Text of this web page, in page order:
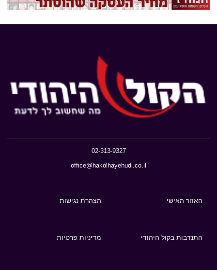
02-313-9327
office@hakolhayehudi.co.il
האזור האישי הצהרת נגישות
התנדבות בקול היהודי מדיניות פרטיות